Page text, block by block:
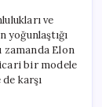
ve
yoğunlaştığı
zamanda Elon
bir modele
karşı